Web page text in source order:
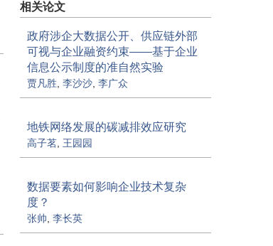
相关论文
政府涉企大数据公开、供应链外部
可视与企业融资约束——基于企业
信息公示制度的准自然实验
贾凡胜, 李沙沙, 李广众
地铁网络发展的碳减排效应研究
高子茗, 王园园
数据要素如何影响企业技术复杂
度？
张帅, 李长英